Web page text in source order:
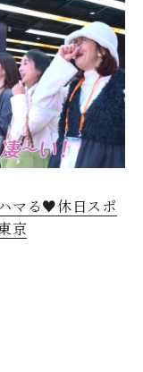
マる♥休日スポ
京